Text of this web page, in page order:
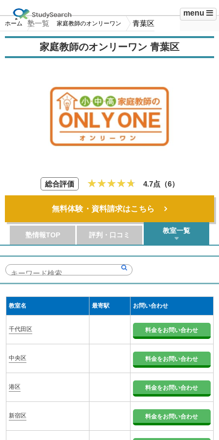
menu
ホーム 塾一覧 家庭教師のオンリーワン 青葉区
家庭教師のオンリーワン 青葉区
総合評価 4.7点（6）
無料体験・資料請求はこちら
塾情報TOP 評判・口コミ
教室一覧
教室名 最寄駅 お問い合わせ
千代田区 料金をお問い合わせ
中央区 料金をお問い合わせ
港区 料金をお問い合わせ
新宿区 料金をお問い合わせ